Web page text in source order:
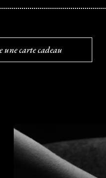
une carte cadeau